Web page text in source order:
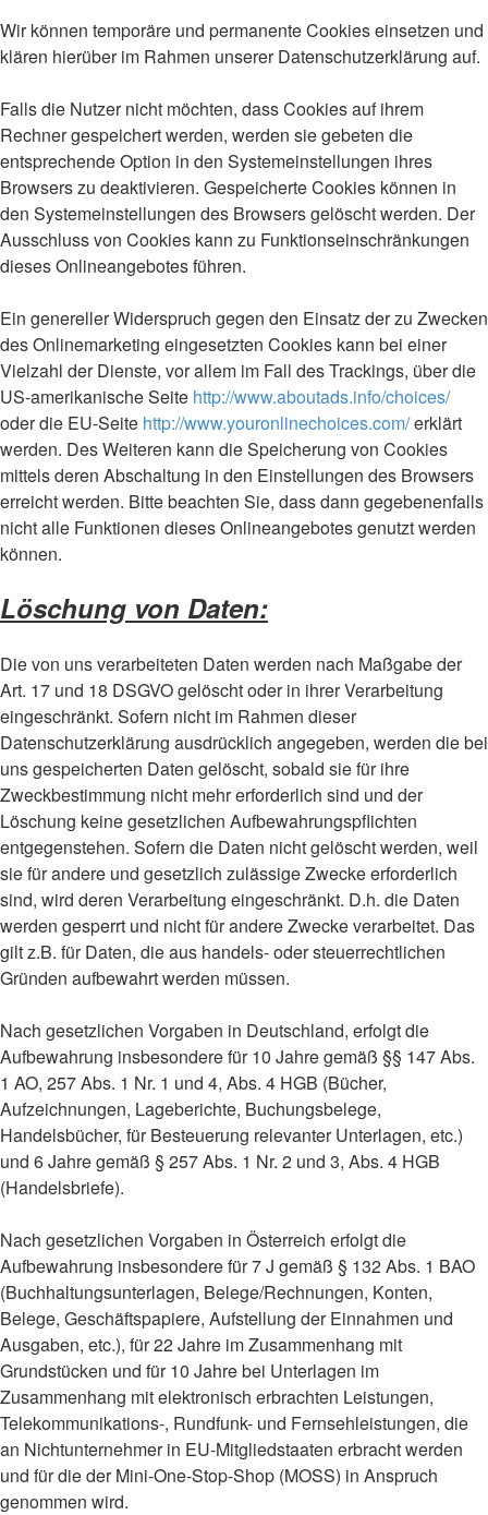
Wir können temporäre und permanente Cookies einsetzen und
klären hierüber im Rahmen unserer Datenschutzerklärung auf.
Falls die Nutzer nicht möchten, dass Cookies auf ihrem
Rechner gespeichert werden, werden sie gebeten die
entsprechende Option in den Systemeinstellungen ihres
Browsers zu deaktivieren. Gespeicherte Cookies können in
den Systemeinstellungen des Browsers gelöscht werden. Der
Ausschluss von Cookies kann zu Funktionseinschränkungen
dieses Onlineangebotes führen.
Ein genereller Widerspruch gegen den Einsatz der zu Zwecken
des Onlinemarketing eingesetzten Cookies kann bei einer
Vielzahl der Dienste, vor allem im Fall des Trackings, über die
US-amerikanische Seite http://www.aboutads.info/choices/
oder die EU-Seite http://www.youronlinechoices.com/erklärt
werden. Des Weiteren kann die Speicherung von Cookies
mittels deren Abschaltung in den Einstellungen des Browsers
erreicht werden. Bitte beachten Sie, dass dann gegebenenfalls
nicht alle Funktionen dieses Onlineangebotes genutzt werden
können.
Löschung von Daten:
Die von uns verarbeiteten Daten werden nach Maßgabe der
Art. 17 und 18 DSGVO gelöscht oder in ihrer Verarbeitung
eingeschränkt. Sofern nicht im Rahmen dieser
Datenschutzerklärung ausdrücklich angegeben, werden die bei
uns gespeicherten Daten gelöscht, sobald sie für ihre
Zweckbestimmung nicht mehr erforderlich sind und der
Löschung keine gesetzlichen Aufbewahrungspflichten
entgegenstehen. Sofern die Daten nicht gelöscht werden, weil
sie für andere und gesetzlich zulässige Zwecke erforderlich
sind, wird deren Verarbeitung eingeschränkt. D.h. die Daten
werden gesperrt und nicht für andere Zwecke verarbeitet. Das
gilt z.B. für Daten, die aus handels- oder steuerrechtlichen
Gründen aufbewahrt werden müssen.
Nach gesetzlichen Vorgaben in Deutschland, erfolgt die
Aufbewahrung insbesondere für 10 Jahre gemäß §§ 147 Abs.
1 AO, 257 Abs. 1 Nr. 1 und 4, Abs. 4 HGB (Bücher,
Aufzeichnungen, Lageberichte, Buchungsbelege,
Handelsbücher, für Besteuerung relevanter Unterlagen, etc.)
und 6 Jahre gemäß § 257 Abs. 1 Nr. 2 und 3, Abs. 4 HGB
(Handelsbriefe).
Nach gesetzlichen Vorgaben in Österreich erfolgt die
Aufbewahrung insbesondere für 7 J gemäß § 132 Abs. 1 BAO
(Buchhaltungsunterlagen, Belege/Rechnungen, Konten,
Belege, Geschäftspapiere, Aufstellung der Einnahmen und
Ausgaben, etc.), für 22 Jahre im Zusammenhang mit
Grundstücken und für 10 Jahre bei Unterlagen im
Zusammenhang mit elektronisch erbrachten Leistungen,
Telekommunikations-, Rundfunk- und Fernsehleistungen, die
an Nichtunternehmer in EU-Mitgliedstaaten erbracht werden
und für die der Mini-One-Stop-Shop (MOSS) in Anspruch
genommen wird.